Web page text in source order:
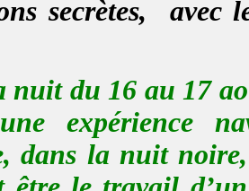
secrètes,
avec
nuit du 16 au 17
expérience
dans la nuit